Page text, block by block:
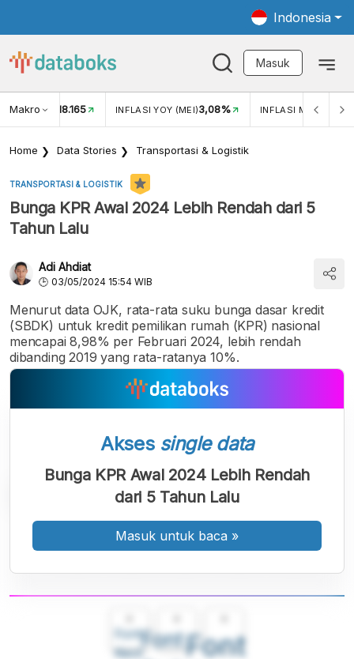
Indonesia
Masuk
Makro
USD/IDR 18.165 INFLASI YOY (MEI)3,08% INFLASI MOM (MEI)
Home Data Stories Transportasi & Logistik
TRANSPORTASI & LOGISTIK
Bunga KPR Awal 2024 Lebih Rendah dari 5
Tahun Lalu
Adi Ahdiat
03/05/2024 15:54 WIB
Menurut data OJK, rata-rata suku bunga dasar kredit
(SBDK) untuk kredit pemilikan rumah (KPR) nasional
mencapai 8,98% per Februari 2024, lebih rendah
dibanding 2019 yang rata-ratanya 10%.
Font
Kecil
FontFont
Akses single data
Bunga KPR Awal 2024 Lebih Rendah
dari 5 Tahun Lalu
Masuk untuk baca »